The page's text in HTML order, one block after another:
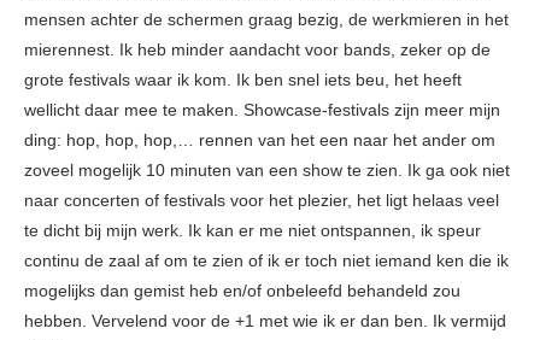
mensen achter de schermen graag bezig, de werkmieren in het
mierennest. Ik heb minder aandacht voor bands, zeker op de
grote festivals waar ik kom. Ik ben snel iets beu, het heeft
wellicht daar mee te maken. Showcase-festivals zijn meer mijn
ding: hop, hop, hop,… rennen van het een naar het ander om
zoveel mogelijk 10 minuten van een show te zien. Ik ga ook niet
naar concerten of festivals voor het plezier, het ligt helaas veel
te dicht bij mijn werk. Ik kan er me niet ontspannen, ik speur
continu de zaal af om te zien of ik er toch niet iemand ken die ik
mogelijks dan gemist heb en/of onbeleefd behandeld zou
hebben. Vervelend voor de +1 met wie ik er dan ben. Ik vermijd